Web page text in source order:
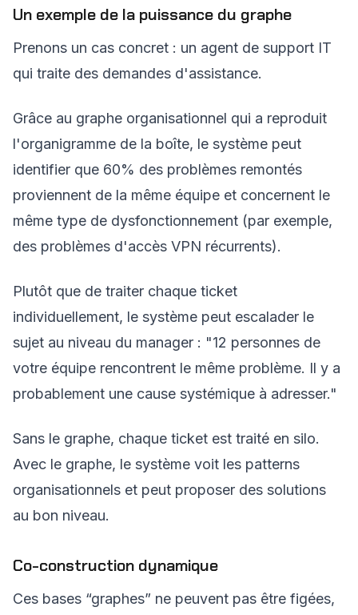
Un exemple de la puissance du graphe
Prenons un cas concret : un agent de support IT
qui traite des demandes d'assistance.
Grâce au graphe organisationnel qui a reproduit
l'organigramme de la boîte, le système peut
identifier que 60% des problèmes remontés
proviennent de la même équipe et concernent le
même type de dysfonctionnement (par exemple,
des problèmes d'accès VPN récurrents).
Plutôt que de traiter chaque ticket
individuellement, le système peut escalader le
sujet au niveau du manager : "12 personnes de
votre équipe rencontrent le même problème. Il y a
probablement une cause systémique à adresser."
Sans le graphe, chaque ticket est traité en silo.
Avec le graphe, le système voit les patterns
organisationnels et peut proposer des solutions
au bon niveau.
Co-construction dynamique
Ces bases “graphes” ne peuvent pas être figées,